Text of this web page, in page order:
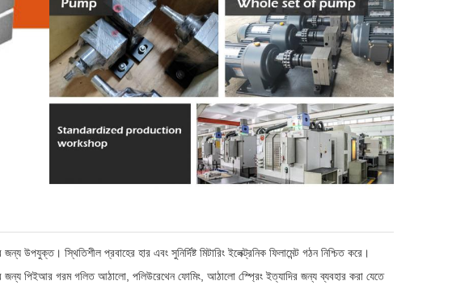
উপযুক্ত। স্থিতিশীল প্রবাহের হার এবং সুনির্দিষ্ট মিটারিং ইলেক্ট্রনিক ফিলামেন্ট গঠন নিশ্চিত করে।
জন্য পিইআর গরম গলিত আঠালো, পলিউরেথেন ফোমিং, আঠালো স্প্রেিং ইত্যাদির জন্য ব্যবহার করা যেতে